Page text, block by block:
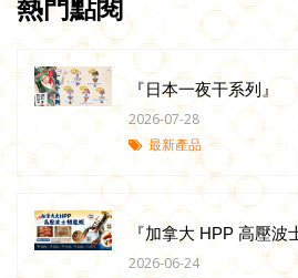
熱門點閱
『日本一夜干系列』
2026-07-28
最新產品
『加拿大 HPP 高壓波
2026-06-24